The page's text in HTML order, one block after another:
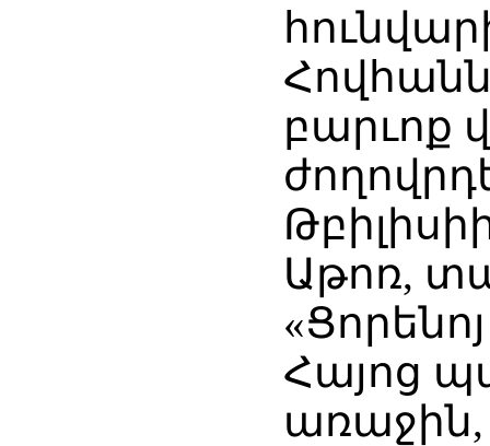
բարւոք
Աթոռ,
Հայոց
առաջին,